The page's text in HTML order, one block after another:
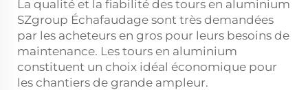
La qualité et la fiabilité des tours en aluminium
SZgroup Échafaudage sont très demandées
par les acheteurs en gros pour leurs besoins de
maintenance. Les tours en aluminium
constituent un choix idéal économique pour
les chantiers de grande ampleur.